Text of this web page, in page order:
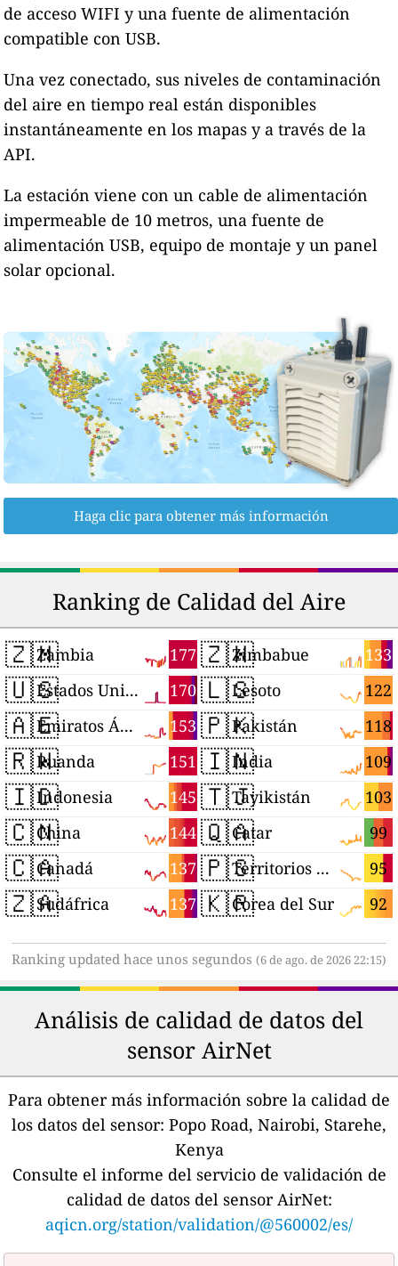
de acceso WIFI y una fuente de alimentación
compatible con USB.
Una vez conectado, sus niveles de contaminación
del aire en tiempo real están disponibles
instantáneamente en los mapas y a través de la
API.
La estación viene con un cable de alimentación
impermeable de 10 metros, una fuente de
alimentación USB, equipo de montaje y un panel
solar opcional.
Haga clic para obtener más información
Ranking de Calidad del Aire
🇿🇲 177
Zambia
🇺🇸 170
Estados Unidos
🇦🇪 153
Emiratos Árabes Unidos
🇷🇼 151
Ruanda
🇮🇩 145
Indonesia
🇨🇳 144
China
🇨🇦 137
Canadá
🇿🇦 137
Sudáfrica
🇿🇼 133
Zimbabue
🇱🇸 122
Lesoto
🇵🇰 118
Pakistán
🇮🇳 109
India
🇹🇯 103
Tayikistán
🇶🇦 99
Catar
🇵🇸 95
Territorios Palestinos
🇰🇷 92
Corea del Sur
Ranking updated hace unos segundos (6 de ago. de 2026 22:15)
Análisis de calidad de datos del
sensor AirNet
Para obtener más información sobre la calidad de
los datos del sensor: Popo Road, Nairobi, Starehe,
Kenya
Consulte el informe del servicio de validación de
calidad de datos del sensor AirNet:
aqicn.org/station/validation/@560002/es/